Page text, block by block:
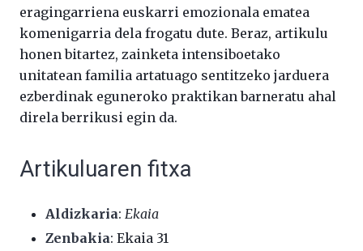
eragingarriena euskarri emozionala ematea
komenigarria dela frogatu dute. Beraz, artikulu
honen bitartez, zainketa intensiboetako
unitatean familia artatuago sentitzeko jarduera
ezberdinak eguneroko praktikan barneratu ahal
direla berrikusi egin da.
Artikuluaren fitxa
Aldizkaria: Ekaia
Zenbakia: Ekaia 31